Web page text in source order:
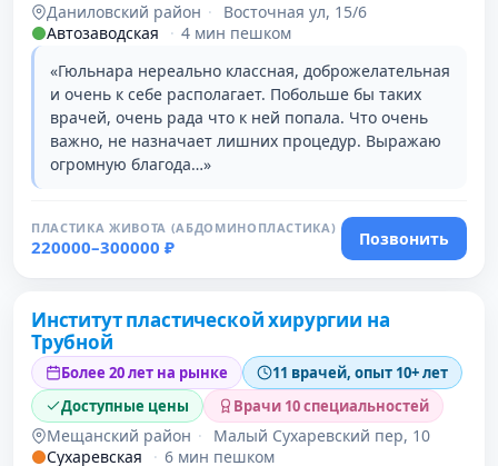
Даниловский район ·
Восточная ул, 15/6
Автозаводская
· 4 мин пешком
«Гюльнара нереально классная, доброжелательная
и очень к себе располагает. Побольше бы таких
врачей, очень рада что к ней попала. Что очень
важно, не назначает лишних процедур. Выражаю
огромную благода…»
ПЛАСТИКА ЖИВОТА (АБДОМИНОПЛАСТИКА)
220000–300000 ₽ Позвонить
Институт пластической хирургии на
Трубной
Более 20 лет на рынке
11 врачей, опыт 10+ лет
Доступные цены
Врачи 10 специальностей
Мещанский район ·
Малый Сухаревский пер, 10
Сухаревская
· 6 мин пешком